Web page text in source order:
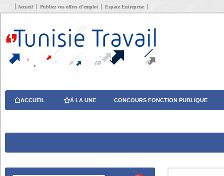
Accueil Publiez vos offres d’emploi Espace Entreprise
ACCUEIL À LA UNE CONCOURS FONCTION PUBLIQUE